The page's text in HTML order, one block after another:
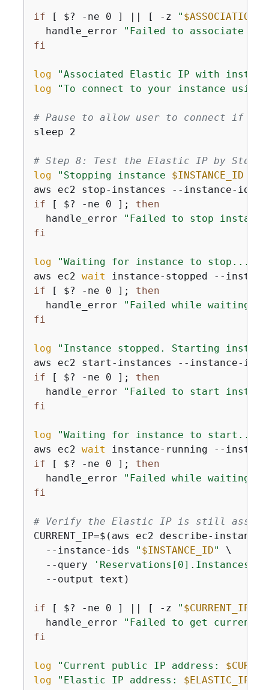
if [ $? -ne 0 ] || [ -z "
  handle_error
"Failed to associate
fi
log
"Associated Elastic IP with
log
"To connect to your instance
# Pause to allow user to connect if
sleep 2
# Step 8: Test the Elastic IP by
log
"Stopping instance $INSTANCE_ID
aws ec2 stop-instances --instance-ids
if [ $? -ne 0 ]; then
  handle_error
"Failed to stop
fi
log
"Waiting for instance to stop..."
aws ec2 wait instance-stopped --
if [ $? -ne 0 ]; then
  handle_error
"Failed while waiting
fi
log
"Instance stopped. Starting
aws ec2 start-instances --instance-ids
if [ $? -ne 0 ]; then
  handle_error
"Failed to start
fi
log
"Waiting for instance to start..."
aws ec2 wait instance-running --
if [ $? -ne 0 ]; then
  handle_error
"Failed while waiting
fi
# Verify the Elastic IP is still
CURRENT_IP=$(aws ec2 describe-
  --instance-ids
" $INSTANCE_ID"
\
  --query
  --output text)
if [ $? -ne 0 ] || [ -z " $CURRENT_IP
  handle_error
"Failed to get current
fi
log "Current public IP address:
log
"Elastic IP address: $ELASTIC_IP